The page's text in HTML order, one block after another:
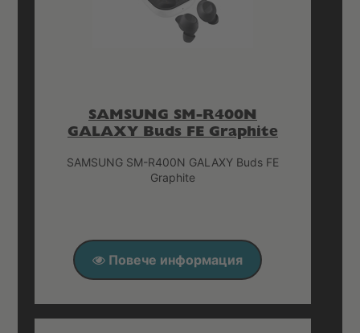
SAMSUNG SM-R400N
GALAXY Buds FE Graphite
SAMSUNG SM-R400N GALAXY Buds FE
Graphite
Повече информация